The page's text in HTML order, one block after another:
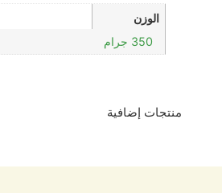
الوزن
350 جرام
منتجات إضافية